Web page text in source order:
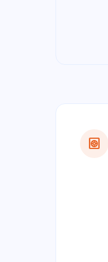
heat_pump